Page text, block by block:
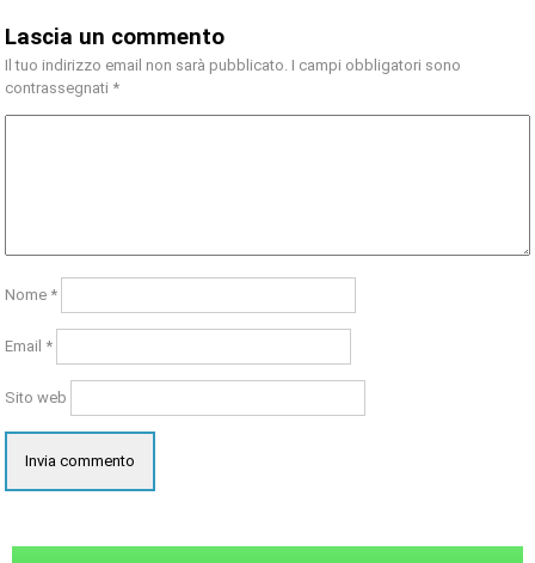
Lascia un commento
Il tuo indirizzo email non sarà pubblicato. I campi obbligatori sono
contrassegnati *
Nome *
Email *
Sito web